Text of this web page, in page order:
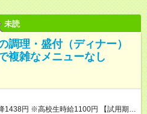
未読
理・盛付（ディナー）
複雑なメニューなし
円 【試用期